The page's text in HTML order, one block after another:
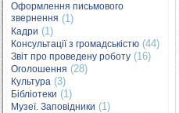
Оформлення письмового
звернення (1)
Кадри (1)
Консультації з громадськістю (44)
Звіт про проведену роботу (16)
Оголошення (28)
Культура (3)
Бібліотеки (1)
Музеї. Заповідники (1)